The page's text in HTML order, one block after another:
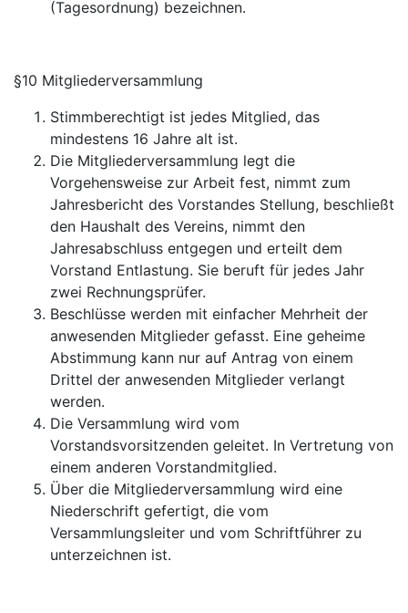
(Tagesordnung) bezeichnen.
§10 Mitgliederversammlung
Stimmberechtigt ist jedes Mitglied, das
mindestens 16 Jahre alt ist.
Die Mitgliederversammlung legt die
Vorgehensweise zur Arbeit fest, nimmt zum
Jahresbericht des Vorstandes Stellung, beschließt
den Haushalt des Vereins, nimmt den
Jahresabschluss entgegen und erteilt dem
Vorstand Entlastung. Sie beruft für jedes Jahr
zwei Rechnungsprüfer.
Beschlüsse werden mit einfacher Mehrheit der
anwesenden Mitglieder gefasst. Eine geheime
Abstimmung kann nur auf Antrag von einem
Drittel der anwesenden Mitglieder verlangt
werden.
Die Versammlung wird vom
Vorstandsvorsitzenden geleitet. In Vertretung von
einem anderen Vorstandmitglied.
Über die Mitgliederversammlung wird eine
Niederschrift gefertigt, die vom
Versammlungsleiter und vom Schriftführer zu
unterzeichnen ist.